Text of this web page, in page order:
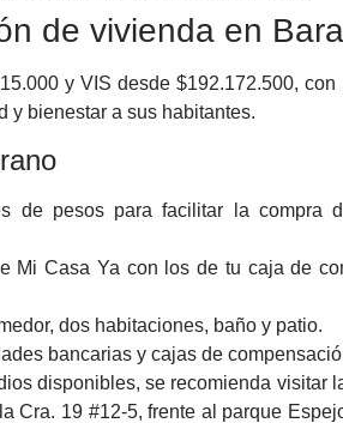
de vivienda en
y VIS desde $192.172.500, con
y bienestar a sus habitantes.
de pesos para facilitar la
Mi Casa Ya con los de tu caja de
dos habitaciones, baño y patio.
bancarias y cajas de
disponibles, se recomienda visitar
Cra. 19 #12-5, frente al parque